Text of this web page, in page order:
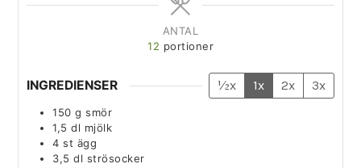
ANTAL
12 portioner
INGREDIENSER ½x 1x 2x 3x
150 g smör
1,5 dl mjölk
4 st ägg
3,5 dl strösocker